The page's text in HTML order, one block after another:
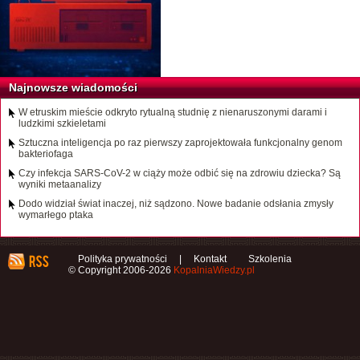
Najnowsze wiadomości
W etruskim mieście odkryto rytualną studnię z nienaruszonymi darami i
ludzkimi szkieletami
Sztuczna inteligencja po raz pierwszy zaprojektowała funkcjonalny genom
bakteriofaga
Czy infekcja SARS-CoV-2 w ciąży może odbić się na zdrowiu dziecka? Są
wyniki metaanalizy
Dodo widział świat inaczej, niż sądzono. Nowe badanie odsłania zmysły
wymarłego ptaka
Polityka prywatności Kontakt
Szkolenia
© Copyright 2006-2026 KopalniaWiedzy.pl